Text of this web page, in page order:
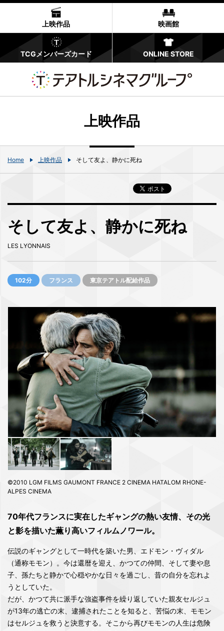
上映作品 映画館
TCGメンバーズカード ONLINE STORE
上映作品
Home 上映作品 そして友よ、静かに死ね
そして友よ、静かに死ね
LES LYONNAIS
102分 フランス 東京テアトル配給作品
©2010 LGM FILMS GAUMONT FRANCE 2 CINEMA HATALOM RHONE-
ALPES CINEMA
70年代フランスに実在したギャングの熱い友情、その光
と影を描いた薫り高いフィルムノワール。
伝説のギャングとして一時代を築いた男、エドモン・ヴィダル
（通称モモン）。今は還暦を迎え、かつての仲間、そして妻や息
子、孫たちと静かで心穏やかな日々を過ごし、昔の自分を忘れよ
うとしていた。
だが、かつて共に派手な強盗事件を繰り返していた親友セルジュ
が13年の逃亡の末、逮捕されたことを知ると、苦悩の末、モモン
はセルジュを救うと決意する。そこから再びモモンの人生は危険